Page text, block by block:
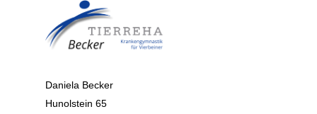
Daniela Becker
Hunolstein 65